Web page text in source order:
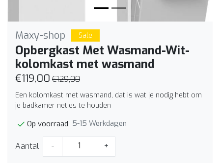
Maxy-shop Sale
Opbergkast Met Wasmand-Wit-
kolomkast met wasmand
€119,00 €129,00
Een kolomkast met wasmand, dat is wat je nodig hebt om
je badkamer netjes te houden
Op voorraad 5-15 Werkdagen
Aantal - +